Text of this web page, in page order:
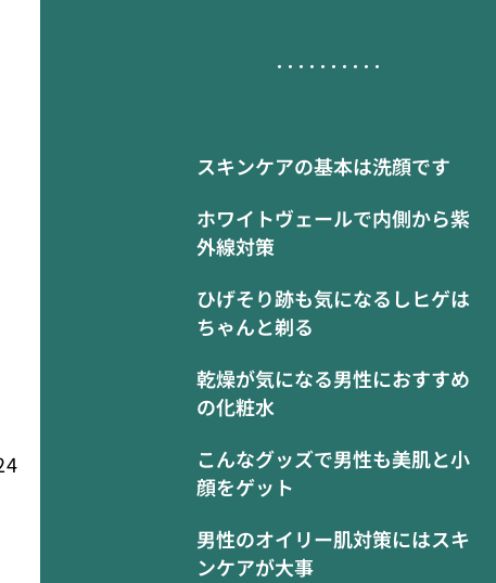
スキンケアの基本は洗顔です
ホワイトヴェールで内側から紫
外線対策
ひげそり跡も気になるしヒゲは
ちゃんと剃る
乾燥が気になる男性におすすめ
の化粧水
こんなグッズで男性も美肌と小
顔をゲット
男性のオイリー肌対策にはスキ
ンケアが大事